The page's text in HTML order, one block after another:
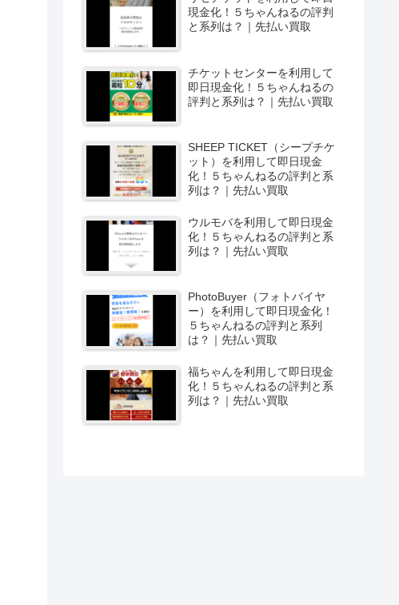
現金化！５ちゃんねるの評判
と系列は？｜先払い買取
チケットセンターを利用して
即日現金化！５ちゃんねるの
評判と系列は？｜先払い買取
SHEEP TICKET（シープチケ
ット）を利用して即日現金
化！５ちゃんねるの評判と系
列は？｜先払い買取
ウルモバを利用して即日現金
化！５ちゃんねるの評判と系
列は？｜先払い買取
PhotoBuyer（フォトバイヤ
ー）を利用して即日現金化！
５ちゃんねるの評判と系列
は？｜先払い買取
福ちゃんを利用して即日現金
化！５ちゃんねるの評判と系
列は？｜先払い買取